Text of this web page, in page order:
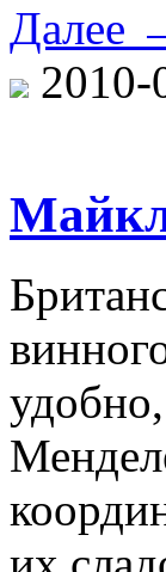
Далее
2010-